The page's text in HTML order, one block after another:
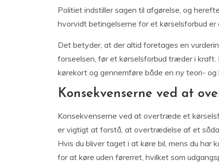
Politiet indstiller sagen til afgørelse, og
hvorvidt betingelserne for et kørselsforbud er
Det betyder, at der altid foretages en
forseelsen, før et kørselsforbud træder i
kørekort og gennemføre både en ny teori- og
Konsekvenserne ved at
Konsekvenserne ved at overtræde et
er vigtigt at forstå, at overtrædelse af et
Hvis du bliver taget i at køre bil, mens du har
for at køre uden førerret, hvilket som